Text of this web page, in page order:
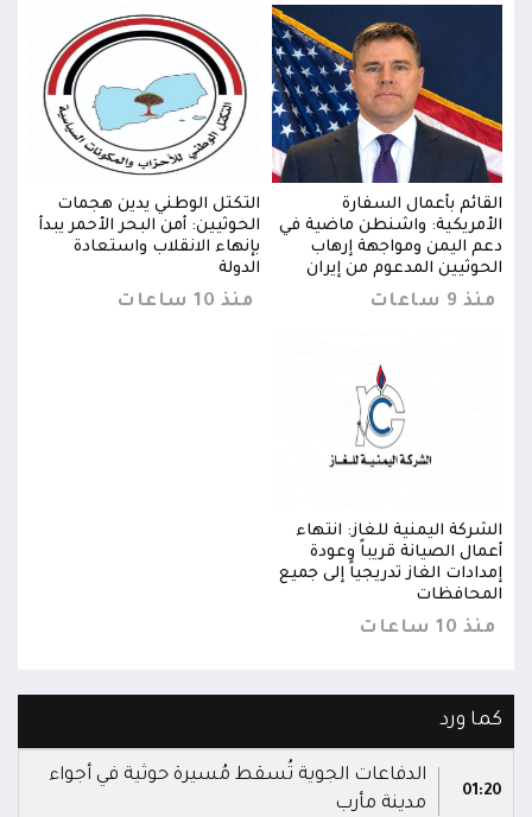
القائم بأعمال السفارة
الأمريكية: واشنطن ماضية في
دعم اليمن ومواجهة إرهاب
الحوثيين المدعوم من إيران
منذ 9 ساعات
التكتل الوطني يدين هجمات
الحوثيين: أمن البحر الأحمر يبدأ
بإنهاء الانقلاب واستعادة
الدولة
منذ 10 ساعات
الشركة اليمنية للغاز: انتهاء
أعمال الصيانة قريباً وعودة
إمدادات الغاز تدريجياً إلى جميع
المحافظات
منذ 10 ساعات
كما ورد
01:20
الدفاعات الجوية تُسقط مُسيرة حوثية في أجواء
مدينة مأرب